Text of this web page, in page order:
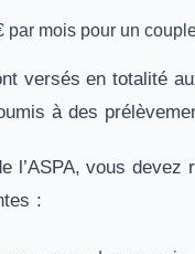
par mois pour un
versés en totalité
à des
l’ASPA, vous devez
: